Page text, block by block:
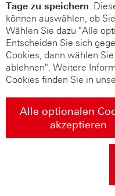
Tage zu speichern.
können auswählen, ob
Wählen Sie dazu "Alle
Entscheiden Sie sich
Cookies, dann wählen
ablehnen". Weitere
Cookies finden Sie in
Alle optionalen
akzeptieren